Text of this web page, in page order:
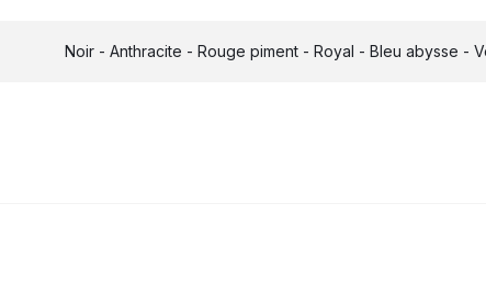
Noir - Anthracite - Rouge piment - Royal - Bleu abysse -